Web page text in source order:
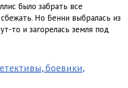
02:04
было забрать все
Но Бенни выбралась из
то и загорелась земля под
боевики,